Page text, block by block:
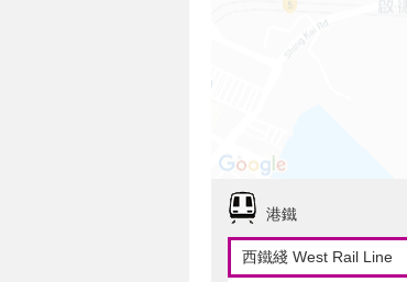
港鐵
西鐵綫 West Rail Line